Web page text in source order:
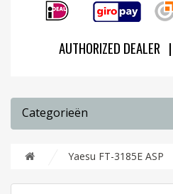
AUTHORIZED DEALER |
Categorieën
Yaesu FT-3185E ASP